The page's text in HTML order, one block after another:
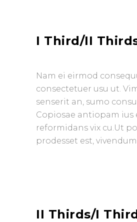
I Third/II
Nam ei eirmod
consectetuer usu ut.
senserit an, sumo
Copiosae antiopam ius
reformidans vix cu.Ut
prodesset est,
II Thirds/I